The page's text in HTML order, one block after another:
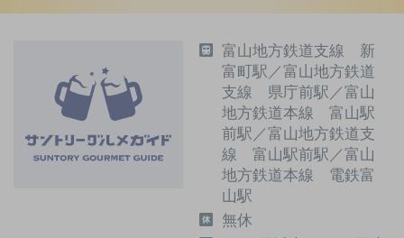
富山地方鉄道支線 新
富町駅／富山地方鉄道
支線 県庁前駅／富山
地方鉄道本線 富山駅
前駅／富山地方鉄道支
線 富山駅前駅／富山
地方鉄道本線 電鉄富
山駅
無休